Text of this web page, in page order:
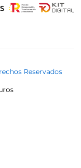
Reservados